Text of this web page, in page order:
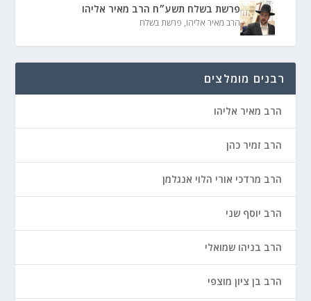
פרשת בשלח תשע״ח הרב מאיר אליהו
הרב מאיר אליהו, פרשת בשלח
רבנים מומלצים
הרב מאיר אליהו
הרב זמיר כהן
הרב מרדכי אורי הלוי אנגלמן
הרב יוסף שני
הרב בניהו שמואלי
הרב בן ציון מוצפי